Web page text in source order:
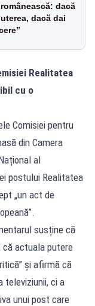
dacă
dacă dai
Realitatea
cu o
Comisiei pentru
din Camera
al
postului Realitatea
„un act de
susține că
că actuala putere
și afirmă că
televiziunii, ci a
unui post care